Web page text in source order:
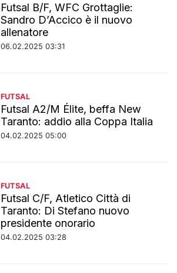
Futsal B/F, WFC Grottaglie:
Sandro D’Accico è il nuovo
allenatore
06.02.2025 03:31
FUTSAL
Futsal A2/M Élite, beffa New
Taranto: addio alla Coppa Italia
04.02.2025 05:00
FUTSAL
Futsal C/F, Atletico Città di
Taranto: Di Stefano nuovo
presidente onorario
04.02.2025 03:28